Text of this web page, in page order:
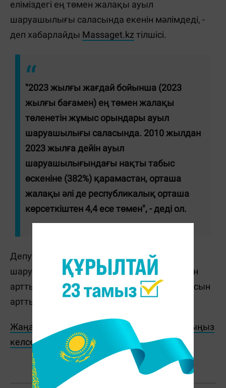
еліміздегі ең төмен жалақы ауыл
шаруашылығы саласында екенін мәлімдеді, -
деп хабарлайды Massaget.kz тілшісі.
"2023 жылғы жағдай бойынша (2023
жылғы бағамен) ең төмен жалақы
төленетін жұмыс орындары ауыл
шаруашылығы саласында. 2010 жылдан
2023 жылға дейін ауыл
шаруашылығындағы нақты табыс
өскеніне (382%) қарамастан, орташа
жалақы әлі де республикалық орташа
көрсеткіштен 4,4 есе төмен", - деді ол.
Депутаттың сөзінше, бүгінде ауыл
шаруашылығы саласында еңбек өнімділігін
арттырумен қатар, азаматтардың жалақысын
арттыру мәселесі де өте өзекті.
Жаңалықтарды бәрінен бұрын біліп отырғыңыз
келсе, Telegram-арнамызға жазылыңыз!
Ж. Қадыржанова